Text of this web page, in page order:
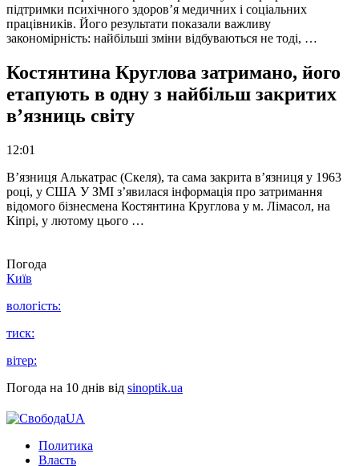
підтримки психічного здоров’я медичних і соціальних
працівників. Його результати показали важливу
закономірність: найбільші зміни відбуваються не тоді, …
Костянтина Круглова затримано, його
етапують в одну з найбільш закритих
в’язниць світу
12:01
В’язниця Алькатрас (Скеля), та сама закрита в’язниця у 1963
році, у США У ЗМІ з’явилася інформація про затримання
відомого бізнесмена Костянтина Круглова у м. Лімасол, на
Кіпрі, у лютому цього …
Погода
Київ
вологість:
тиск:
вітер:
Погода на 10 днів від sinoptik.ua
Политика
Власть